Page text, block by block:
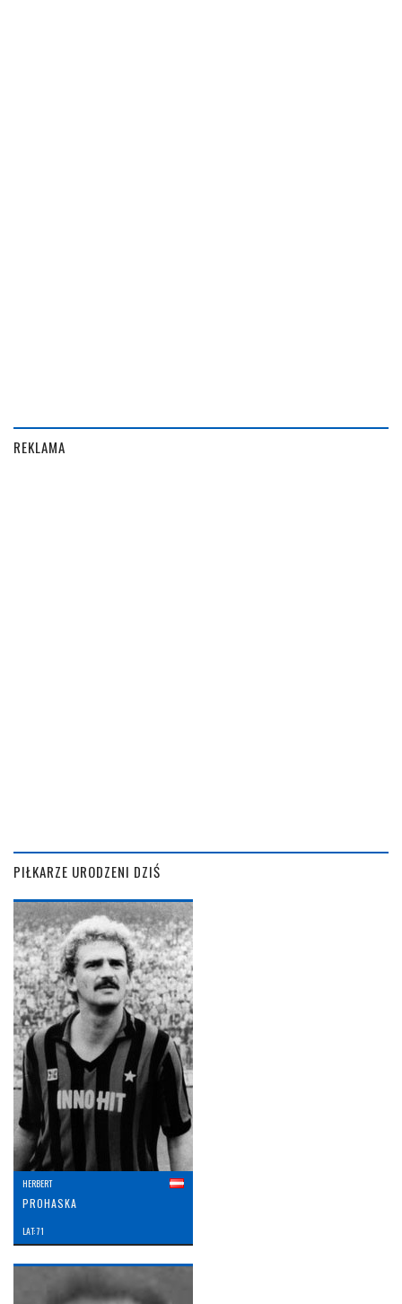
REKLAMA
PIŁKARZE URODZENI DZIŚ
HERBERT
PROHASKA
LAT: 71